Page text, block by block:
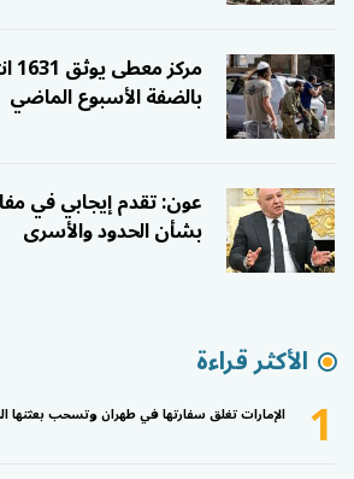
بالضفة الأسبوع الماضي
عون: تقدم إيجابي في
بشأن الحدود والأسرى
الأكثر قراءة
1 الإمارات تغلق سفارتها في طهران وتسحب بعثتها